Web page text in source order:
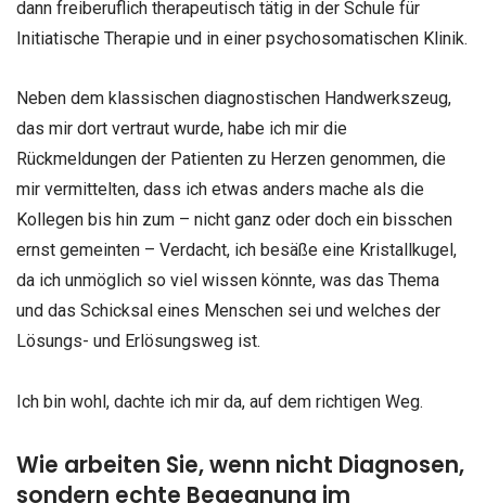
dann freiberuflich therapeutisch tätig in der Schule für
Initiatische Therapie und in einer psychosomatischen Klinik.
Neben dem klassischen diagnostischen Handwerkszeug,
das mir dort vertraut wurde, habe ich mir die
Rückmeldungen der Patienten zu Herzen genommen, die
mir vermittelten, dass ich etwas anders mache als die
Kollegen bis hin zum – nicht ganz oder doch ein bisschen
ernst gemeinten – Verdacht, ich besäße eine Kristallkugel,
da ich unmöglich so viel wissen könnte, was das Thema
und das Schicksal eines Menschen sei und welches der
Lösungs- und Erlösungsweg ist.
Ich bin wohl, dachte ich mir da, auf dem richtigen Weg.
Wie arbeiten Sie, wenn nicht Diagnosen,
sondern echte Begegnung im